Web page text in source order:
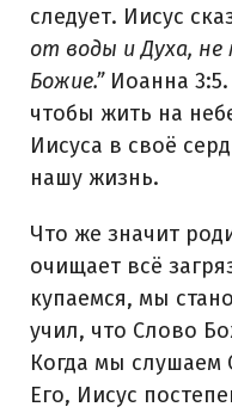
следует. Иисус
от воды и Духа,
Божие.”Иоанна 3:5.
чтобы жить на
Иисуса в своё
нашу жизнь.
Что же значит
очищает всё
купаемся, мы
учил, что Слово
Когда мы слушаем
Его, Иисус